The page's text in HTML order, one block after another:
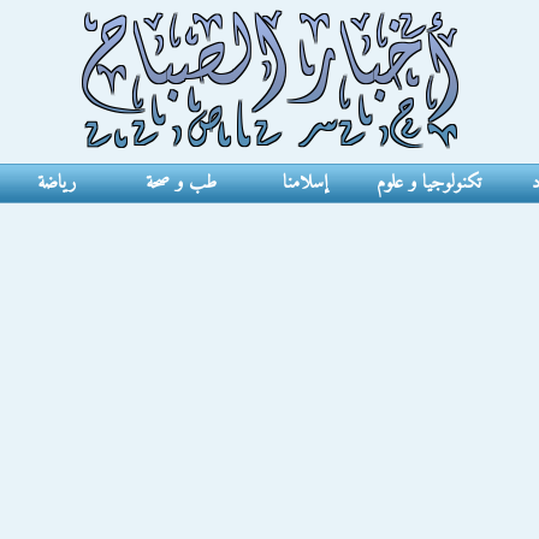
تكنولوجيا و علوم إسلامنا طب و صحة رياضة